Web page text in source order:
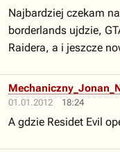
Najbardziej czekam
borderlands ujdzie,
Raidera, a i jeszcze
01.01.2012 18:24
A gdzie Residet Evil